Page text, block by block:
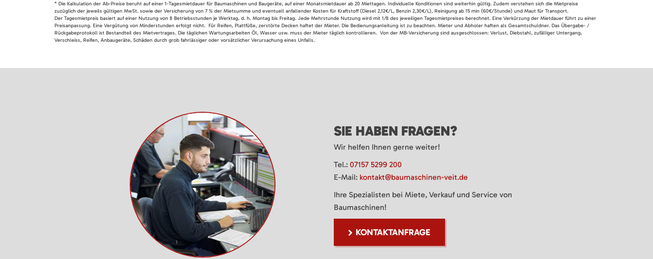
* Die Kalkulation der Ab-Preise beruht auf einer 1-Tagesmietdauer für Baumaschinen und Baugeräte, auf einer Monatsmietdauer ab 20 Miettagen. Individuelle Konditionen sind weiterhin gültig. Zudem verstehen sich die Mietpreise
zuzüglich der jeweils gültigen MwSt. sowie der Versicherung von 7 % der Mietsumme und eventuell anfallender Kosten für Kraftstoff (Diesel 2,12€/L, Benzin 2,30€/L), Reinigung ab 15 min (60€/Stunde) und Maut für Transport.
Der Tagesmietpreis basiert auf einer Nutzung von 8 Betriebsstunden je Werktag, d. h. Montag bis Freitag. Jede Mehrstunde Nutzung wird mit 1/8 des jeweiligen Tagesmietpreises berechnet. Eine Verkürzung der Mietdauer führt zu einer
Preisanpassung. Eine Vergütung von Minderstunden erfolgt nicht. Für Reifen, Plattfüße, zerstörte Decken haftet der Mieter. Die Bedienungsanleitung ist zu beachten. Mieter und Abholer haften als Gesamtschuldner. Das Übergabe- /
Rückgabeprotokoll ist Bestandteil des Mietvertrages. Die täglichen Wartungsarbeiten Öl, Wasser usw. muss der Mieter täglich kontrollieren. Von der MB-Versicherung sind ausgeschlossen: Verlust, Diebstahl, zufälliger Untergang,
Verschleiss, Reifen, Anbaugeräte, Schäden durch grob fahrlässiger oder vorsätzlicher Verursachung eines Unfalls.
SIE HABEN FRAGEN?
Wir helfen Ihnen gerne weiter!
Tel.: 07157 5299 200
E-Mail: kontakt@baumaschinen-veit.de
Ihre Spezialisten bei Miete, Verkauf und Service von
Baumaschinen!
KONTAKTANFRAGE